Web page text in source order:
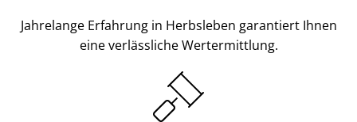
Jahrelange Erfahrung in Herbsleben garantiert Ihnen
eine verlässliche Wertermittlung.